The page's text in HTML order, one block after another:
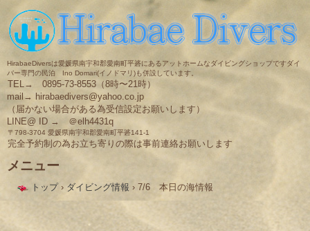
HirabaeDiversは愛媛県南宇和郡愛南町平碆にあるアットホームなダイビングショップですダイ
バー専門の民泊 Ino Domari(イノドマリ)も併設しています。
TEL→ 0895-73-8553（8時〜21時）
mail→ hirabaedivers@yahoo.co.jp
（届かない場合がある為受信設定お願いします）
LINE@ ID → ＠elh4431q
〒798-3704 愛媛県南宇和郡愛南町平碆141-1
完全予約制の為お立ち寄りの際は事前連絡お願いします
メニュー
トップ › ダイビング情報 › 7/6 本日の海情報